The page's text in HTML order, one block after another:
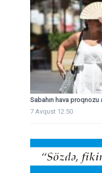
Sabahın hava proqnozu
7 Avqust 12:50